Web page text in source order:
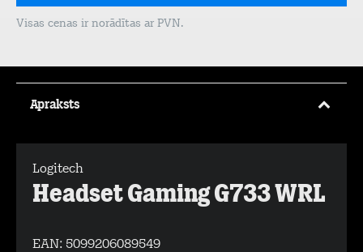
Visas cenas ir norādītas ar PVN.
Apraksts
Logitech
Headset Gaming G733 WRL
EAN: 5099206089549